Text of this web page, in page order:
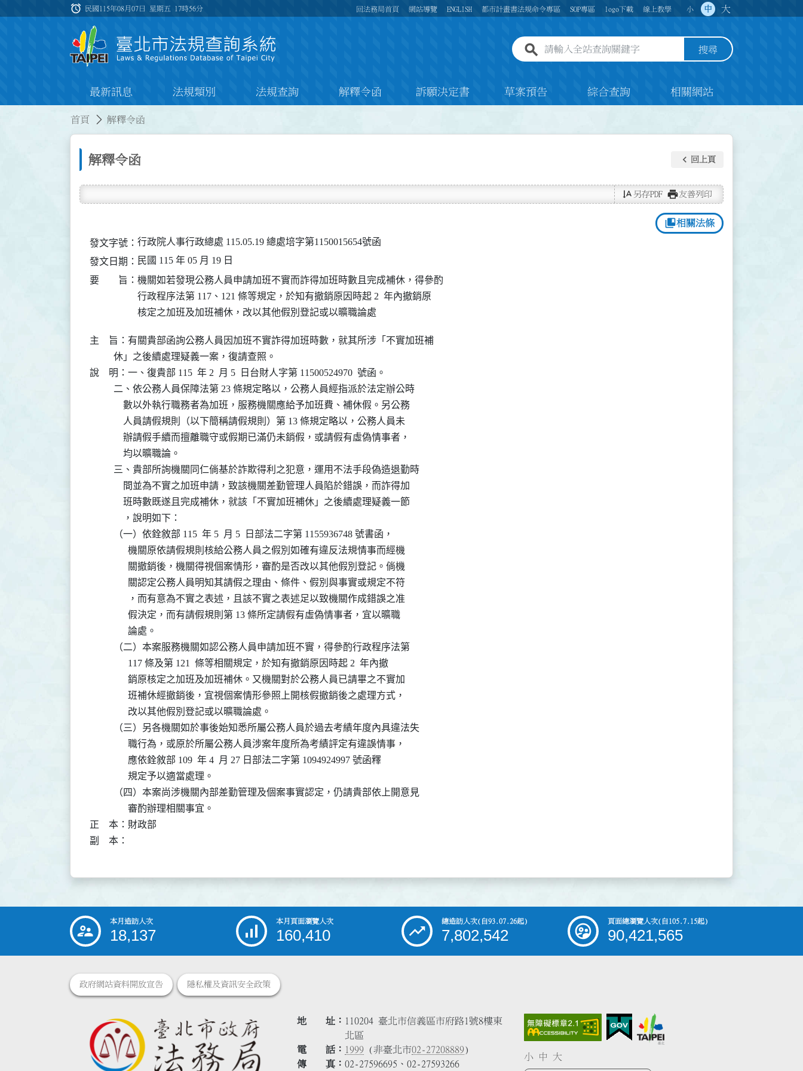
:::
alarm 民國115年08月07日 星期五 17時56分 回法務局首頁 網站導覽 ENGLISH 都市計畫書法規命令專區 SOP專區 logo下載 線上教學 小 中 大
全站查詢關鍵字欄位 搜尋
最新訊息 法規類別 法規查詢 解釋令函 訴願決定書 草案預告 綜合查詢 相關網站
首頁 解釋令函
解釋令函 keyboard_arrow_left 回上頁
text_rotate_vertical 另存PDF print友善列印
collections_bookmark相關法條
發文字號： 行政院人事行政總處 115.05.19 總處培字第1150015654號函
發文日期： 民國 115 年 05 月 19 日
要 旨： 機關如若發現公務人員申請加班不實而詐得加班時數且完成補休，得參酌
行政程序法第 117、121 條等規定，於知有撤銷原因時起 2  年內撤銷原
核定之加班及加班補休，改以其他假別登記或以曠職論處
主    旨：有關貴部函詢公務人員因加班不實詐得加班時數，就其所涉「不實加班補
          休」之後續處理疑義一案，復請查照。
說    明：一、復貴部 115  年 2  月 5  日台財人字第 11500524970  號函。
          二、依公務人員保障法第 23 條規定略以，公務人員經指派於法定辦公時
              數以外執行職務者為加班，服務機關應給予加班費、補休假。另公務
              人員請假規則（以下簡稱請假規則）第 13 條規定略以，公務人員未
              辦請假手續而擅離職守或假期已滿仍未銷假，或請假有虛偽情事者，
              均以曠職論。
          三、貴部所詢機關同仁倘基於詐欺得利之犯意，運用不法手段偽造退勤時
              間並為不實之加班申請，致該機關差勤管理人員陷於錯誤，而詐得加
              班時數既遂且完成補休，就該「不實加班補休」之後續處理疑義一節
              ，說明如下：
          （一）依銓敘部 115  年 5  月 5  日部法二字第 1155936748 號書函，
                機關原依請假規則核給公務人員之假別如確有違反法規情事而經機
                關撤銷後，機關得視個案情形，審酌是否改以其他假別登記。倘機
                關認定公務人員明知其請假之理由、條件、假別與事實或規定不符
                ，而有意為不實之表述，且該不實之表述足以致機關作成錯誤之准
                假決定，而有請假規則第 13 條所定請假有虛偽情事者，宜以曠職
                論處。
          （二）本案服務機關如認公務人員申請加班不實，得參酌行政程序法第
                117 條及第 121  條等相關規定，於知有撤銷原因時起 2  年內撤
                銷原核定之加班及加班補休。又機關對於公務人員已請畢之不實加
                班補休經撤銷後，宜視個案情形參照上開核假撤銷後之處理方式，
                改以其他假別登記或以曠職論處。
          （三）另各機關如於事後始知悉所屬公務人員於過去考績年度內具違法失
                職行為，或原於所屬公務人員涉案年度所為考績評定有違誤情事，
                應依銓敘部 109  年 4  月 27 日部法二字第 1094924997 號函釋
                規定予以適當處理。
          （四）本案尚涉機關內部差勤管理及個案事實認定，仍請貴部依上開意見
                審酌辦理相關事宜。
正    本：財政部
副    本：
::: 本月造訪人次
18,137
本月頁面瀏覽人次
160,410
總造訪人次(自93.07.26起)
7,802,542
頁面總瀏覽人次(自105.7.15起)
90,421,565
政府網站資料開放宣告 隱私權及資訊安全政策
地 址
110204 臺北市信義區市府路1號8樓東
北區
電 話
1999 (非臺北市02-27208889)
傳 真
02-27596695、02-27593266
小 中 大